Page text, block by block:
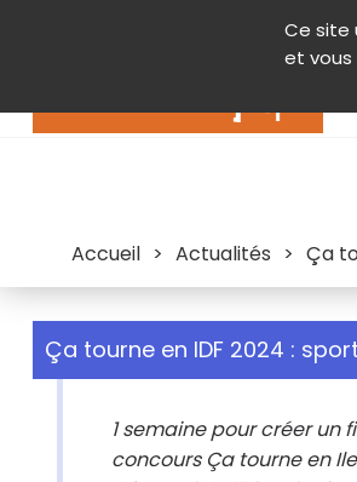
Ce site
et vous
Contenu Aide
Accueil > Actualités > Ça
Ça tourne en IDF 2024 :
1 semaine pour créer un
concours Ça tourne en